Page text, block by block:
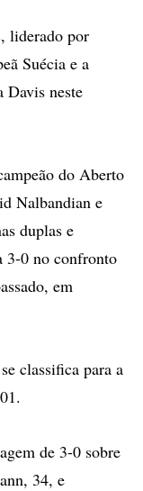
liderado por
Suécia e a
Davis neste
do Aberto
Nalbandian e
duplas e
3-0 no confronto
em
classifica para a
de 3-0 sobre
34, e